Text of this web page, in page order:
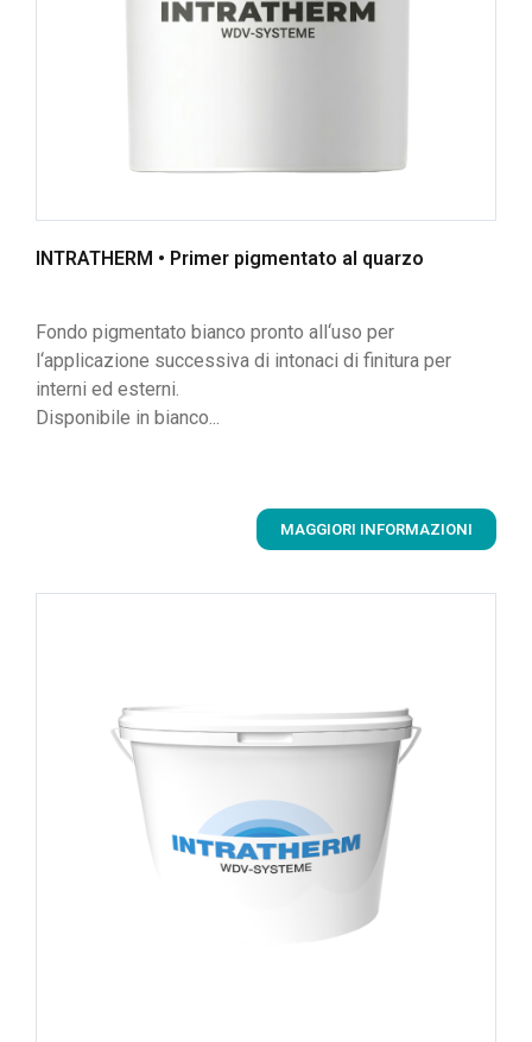
INTRATHERM • Primer pigmentato al quarzo
Fondo pigmentato bianco pronto all‘uso per
l‘applicazione successiva di intonaci di finitura per
interni ed esterni.
Disponibile in bianco...
MAGGIORI INFORMAZIONI